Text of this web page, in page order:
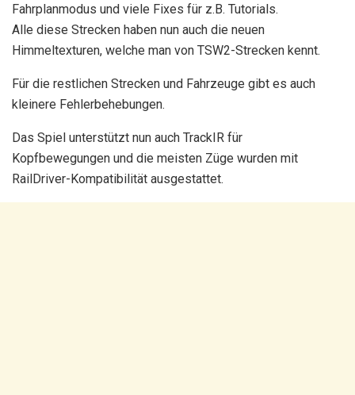
Fahrplanmodus und viele Fixes für z.B. Tutorials.
Alle diese Strecken haben nun auch die neuen
Himmeltexturen, welche man von TSW2-Strecken kennt.
Für die restlichen Strecken und Fahrzeuge gibt es auch
kleinere Fehlerbehebungen.
Das Spiel unterstützt nun auch TrackIR für
Kopfbewegungen und die meisten Züge wurden mit
RailDriver-Kompatibilität ausgestattet.